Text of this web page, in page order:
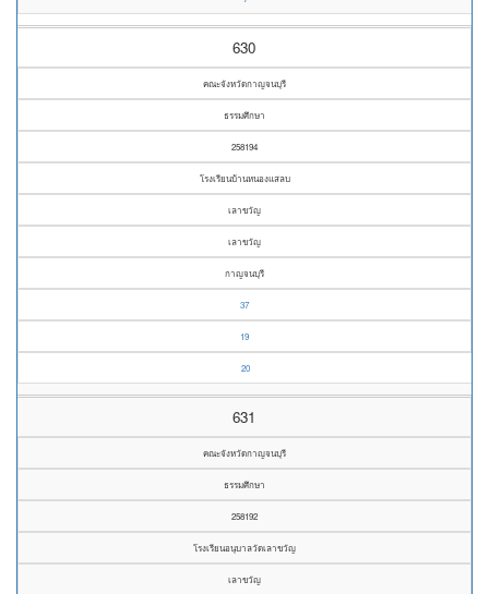
630
คณะจังหวัดกาญจนบุรี
ธรรมศึกษา
258194
โรงเรียนบ้านหนองแสลบ
เลาขวัญ
เลาขวัญ
กาญจนบุรี
37
19
20
631
คณะจังหวัดกาญจนบุรี
ธรรมศึกษา
258192
โรงเรียนอนุบาลวัดเลาขวัญ
เลาขวัญ